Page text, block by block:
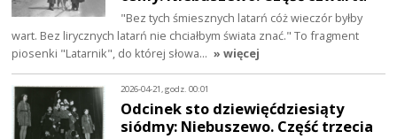
"Bez tych śmiesznych latarń cóż wieczór byłby
wart. Bez lirycznych latarń nie chciałbym świata znać." To fragment
piosenki "Latarnik", do której słowa… » więcej
2026-04-21, godz. 00:01
Odcinek sto dziewięćdziesiąty
siódmy: Niebuszewo. Część trzecia